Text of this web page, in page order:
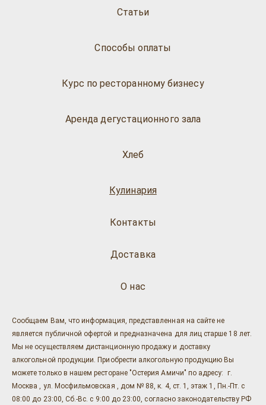
Статьи
Способы оплаты
Курс по ресторанному бизнесу
Аренда дегустационного зала
Хлеб
Кулинария
О нас
Доставка
Контакты
Сообщаем Вам, что информация, представленная на сайте не
является публичной офертой и предназначена для лиц старше 18 лет.
Мы не осуществляем дистанционную продажу и доставку
алкогольной продукции. Приобрести алкогольную продукцию Вы
можете только в нашем ресторане "Остерия Амичи" по адресу: г.
Москва , ул. Мосфильмовская , дом № 88, к. 4, ст. 1, этаж 1, Пн.-Пт. с
08:00 до 23:00, Сб.-Вс. с 9:00 до 23:00, согласно законодательству РФ